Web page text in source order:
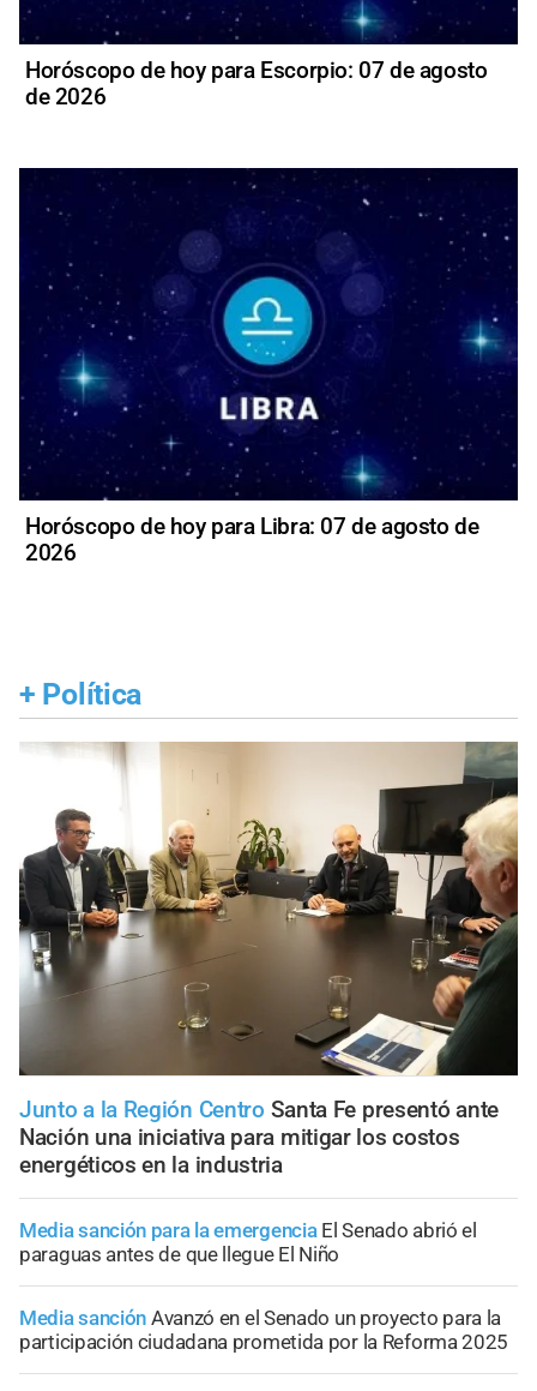
Horóscopo de hoy para Escorpio: 07 de agosto
de 2026
Horóscopo de hoy para Libra: 07 de agosto de
2026
+ Política
Junto a la Región Centro Santa Fe presentó ante
Nación una iniciativa para mitigar los costos
energéticos en la industria
Media sanción para la emergencia El Senado abrió el
paraguas antes de que llegue El Niño
Media sanción Avanzó en el Senado un proyecto para la
participación ciudadana prometida por la Reforma 2025